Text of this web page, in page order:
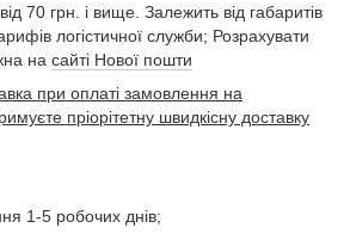
70 грн. і вище. Залежить від габаритів
логістичної служби; Розрахувати
на сайті Нової пошти
при оплаті замовлення на
пріорітетну швидкісну доставку
1-5 робочих днів;